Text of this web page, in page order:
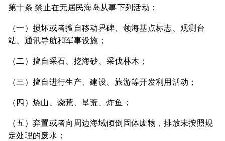
第十条 禁止在无居民海岛从事下列活动：
（一）损坏或者擅自移动界碑、领海基点标志、观测台
站、通讯导航和军事设施；
（二）擅自采石、挖海砂、采伐林木；
（三）擅自进行生产、建设、旅游等开发利用活动；
（四）烧山、烧荒、垦荒、炸鱼；
（五）弃置或者向周边海域倾倒固体废物，排放未按照规
定处理的废水；